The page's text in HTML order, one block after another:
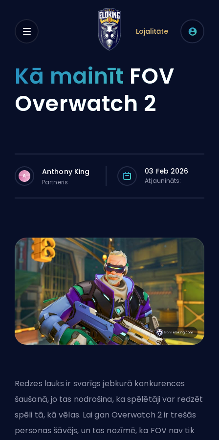
Lojalitāte
Kā mainīt FOV
Overwatch 2
A Anthony King
Partneris
03 Feb 2026
Atjaunināts:
Redzes lauks ir svarīgs jebkurā konkurences
šaušanā, jo tas nodrošina, ka spēlētāji var redzēt
spēli tā, kā vēlas. Lai gan Overwatch 2 ir trešās
personas šāvējs, un tas nozīmē, ka FOV nav tik